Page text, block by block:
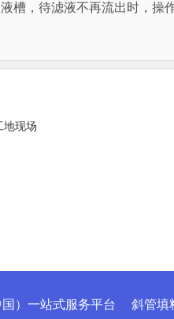
地现场
槽，待滤液不再流出时，操
）一站式服务平台 斜管填